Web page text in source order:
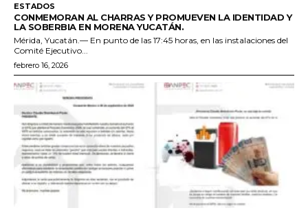
ESTADOS
CONMEMORAN AL CHARRAS Y PROMUEVEN LA IDENTIDAD Y
LA SOBERBIA EN MORENA YUCATÁN.
Mérida, Yucatán.— En punto de las 17:45 horas, en las instalaciones del
Comité Ejecutivo...
febrero 16, 2026